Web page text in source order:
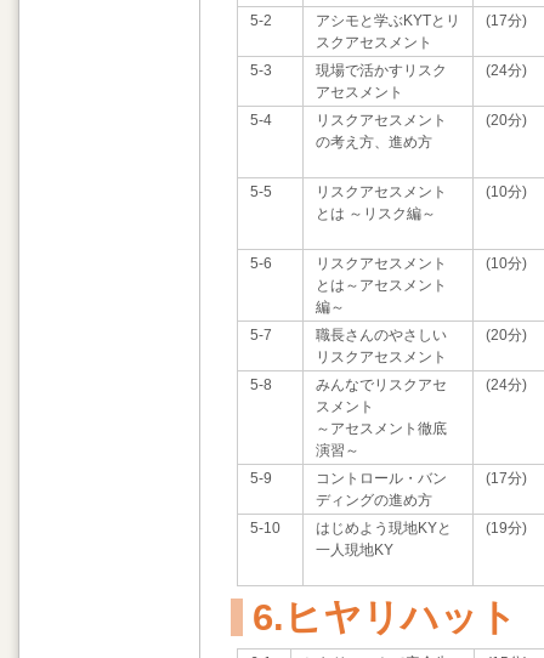
5-2
アシモと学ぶKYTとリ
スクアセスメント
(17分)
5-3
現場で活かすリスク
アセスメント
(24分)
5-4
リスクアセスメント
の考え方、進め方
(20分)
5-5
リスクアセスメント
とは ～リスク編～
(10分)
5-6
リスクアセスメント
とは～アセスメント
編～
(10分)
5-7
職長さんのやさしい
リスクアセスメント
(20分)
5-8
みんなでリスクアセ
スメント
～アセスメント徹底
演習～
(24分)
5-9
コントロール・バン
ディングの進め方
(17分)
5-10
はじめよう現地KYと
一人現地KY
(19分)
6.ヒヤリハット